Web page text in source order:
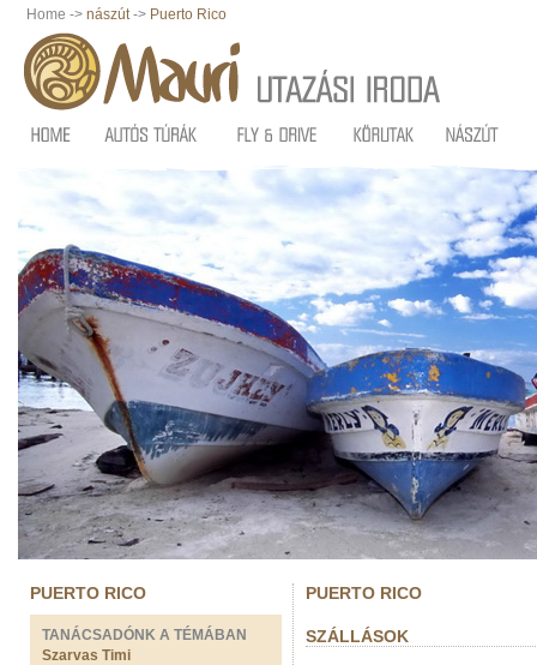
Home -> nászút-> Puerto Rico
PUERTO RICO
TANÁCSADÓNK A TÉMÁBAN
Szarvas Timi
PUERTO RICO
SZÁLLÁSOK